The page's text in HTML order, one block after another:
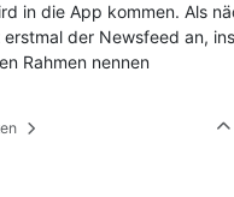
in die App kommen. Als
der Newsfeed an,
Rahmen nennen